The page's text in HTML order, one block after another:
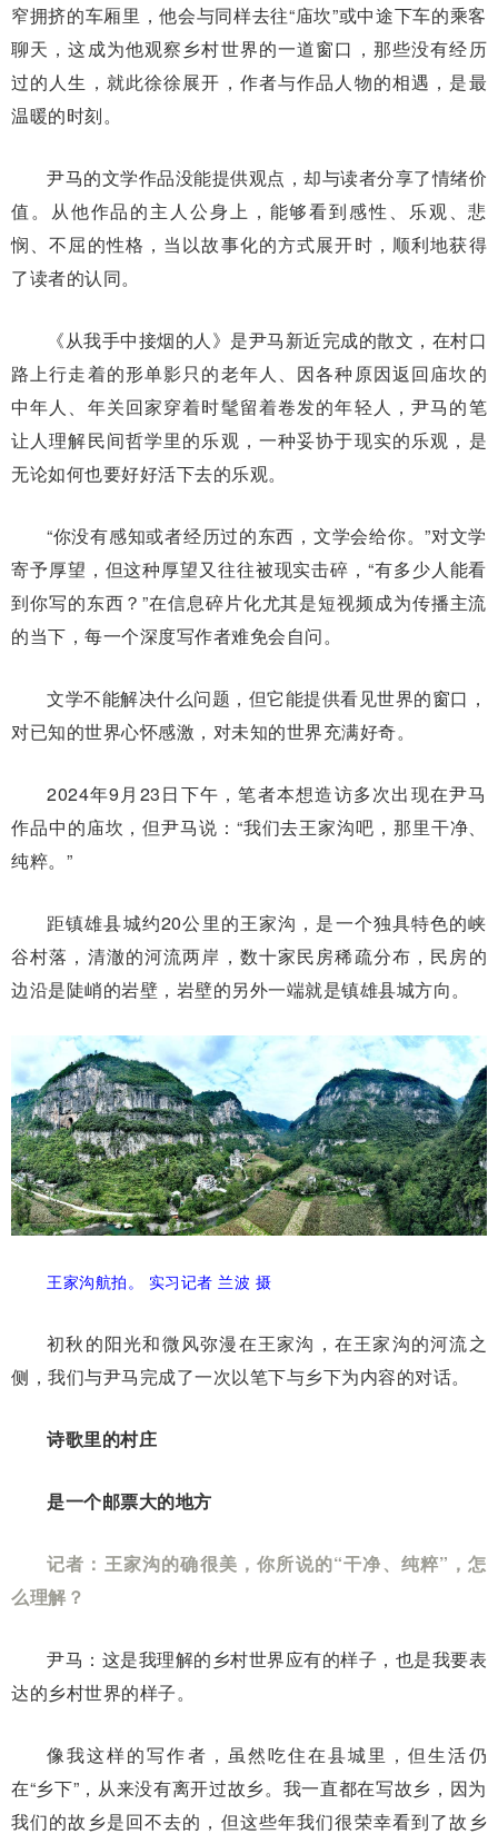
窄拥挤的车厢里，他会与同样去往“庙坎”或中途下车的乘客
聊天，这成为他观察乡村世界的一道窗口，那些没有经历
过的人生，就此徐徐展开，作者与作品人物的相遇，是最
温暖的时刻。
尹马的文学作品没能提供观点，却与读者分享了情绪价
值。从他作品的主人公身上，能够看到感性、乐观、悲
悯、不屈的性格，当以故事化的方式展开时，顺利地获得
了读者的认同。
《从我手中接烟的人》是尹马新近完成的散文，在村口
路上行走着的形单影只的老年人、因各种原因返回庙坎的
中年人、年关回家穿着时髦留着卷发的年轻人，尹马的笔
让人理解民间哲学里的乐观，一种妥协于现实的乐观，是
无论如何也要好好活下去的乐观。
“你没有感知或者经历过的东西，文学会给你。”对文学
寄予厚望，但这种厚望又往往被现实击碎，“有多少人能看
到你写的东西？”在信息碎片化尤其是短视频成为传播主流
的当下，每一个深度写作者难免会自问。
文学不能解决什么问题，但它能提供看见世界的窗口，
对已知的世界心怀感激，对未知的世界充满好奇。
2024年9月23日下午，笔者本想造访多次出现在尹马
作品中的庙坎，但尹马说：“我们去王家沟吧，那里干净、
纯粹。”
距镇雄县城约20公里的王家沟，是一个独具特色的峡
谷村落，清澈的河流两岸，数十家民房稀疏分布，民房的
边沿是陡峭的岩壁，岩壁的另外一端就是镇雄县城方向。
王家沟航拍。 实习记者 兰波 摄
初秋的阳光和微风弥漫在王家沟，在王家沟的河流之
侧，我们与尹马完成了一次以笔下与乡下为内容的对话。
诗歌里的村庄
是一个邮票大的地方
记者：王家沟的确很美，你所说的“干净、纯粹”，怎
么理解？
尹马：这是我理解的乡村世界应有的样子，也是我要表
达的乡村世界的样子。
像我这样的写作者，虽然吃住在县城里，但生活仍
在“乡下”，从来没有离开过故乡。我一直都在写故乡，因为
我们的故乡是回不去的，但这些年我们很荣幸看到了故乡